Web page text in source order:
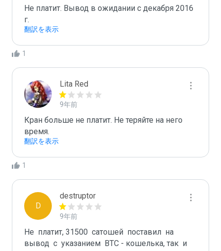
Не платит. Вывод в ожидании с декабря 2016
г.
翻訳を表示
1
Lita Red
9年前
Кран больше не платит. Не теряйте на него
время.
翻訳を表示
1
D
destruptor
9年前
Не  платит, 31500  сатошей  поставил  на
вывод  с  указанием  BTC - кошелька, так  и